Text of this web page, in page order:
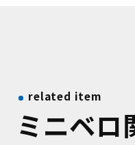
related item
ミニベロ